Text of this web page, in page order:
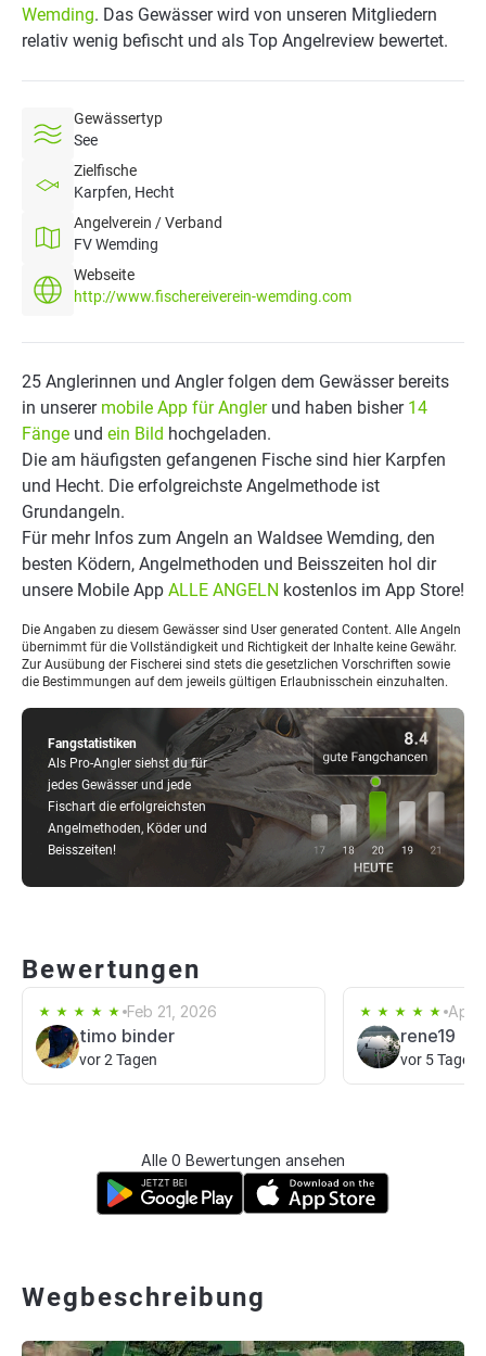
Wemding. Das Gewässer wird von unseren Mitgliedern
relativ wenig befischt und als Top Angelreview bewertet.
Gewässertyp
See
Zielfische
Karpfen, Hecht
Angelverein / Verband
FV Wemding
Webseite
http://www.fischereiverein-wemding.com
Fangstatistiken
Als Pro-Angler siehst du für
jedes Gewässer und jede
Fischart die erfolgreichsten
Angelmethoden, Köder und
Beisszeiten!
25 Anglerinnen und Angler folgen dem Gewässer bereits
in unserer mobile App für Anglerund haben bisher 14
Fänge und ein Bild hochgeladen.
Die am häufigsten gefangenen Fische sind hier Karpfen
und Hecht. Die erfolgreichste Angelmethode ist
Grundangeln.
Für mehr Infos zum Angeln an Waldsee Wemding, den
besten Ködern, Angelmethoden und Beisszeiten hol dir
unsere Mobile App ALLE ANGELN kostenlos im App Store!
Die Angaben zu diesem Gewässer sind User generated Content. Alle Angeln
übernimmt für die Vollständigkeit und Richtigkeit der Inhalte keine Gewähr.
Zur Ausübung der Fischerei sind stets die gesetzlichen Vorschriften sowie
die Bestimmungen auf dem jeweils gültigen Erlaubnisschein einzuhalten.
Bewertungen
Feb 21, 2026
timo binder
vor 2 Tagen
Apr
rene19
vor 5 Tagen
Alle 0 Bewertungen ansehen
Wegbeschreibung